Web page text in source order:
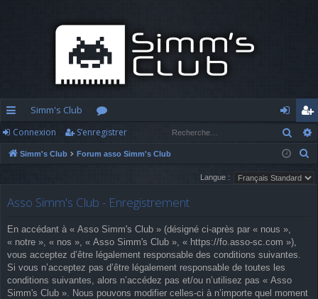
cc
ès
pi
d
e
Simm's Club
or
u
s
o
n
n
io
n
’e
nr
eg
Connexion S’enregistrer
Simm's Club Forum asso Simm's Club
c
Langue :
Asso Simm's Club - Enregistrement
En accédant à « Asso Simm's Club » (désigné ci-après par « nous »,
« notre », « nos », « Asso Simm's Club », « https://fo.asso-sc.com »),
vous acceptez d’être légalement responsable des conditions suivantes.
Si vous n’acceptez pas d’être légalement responsable de toutes les
conditions suivantes, alors n’accédez pas et/ou n’utilisez pas « Asso
Simm's Club ». Nous pouvons modifier celles-ci à n’importe quel moment